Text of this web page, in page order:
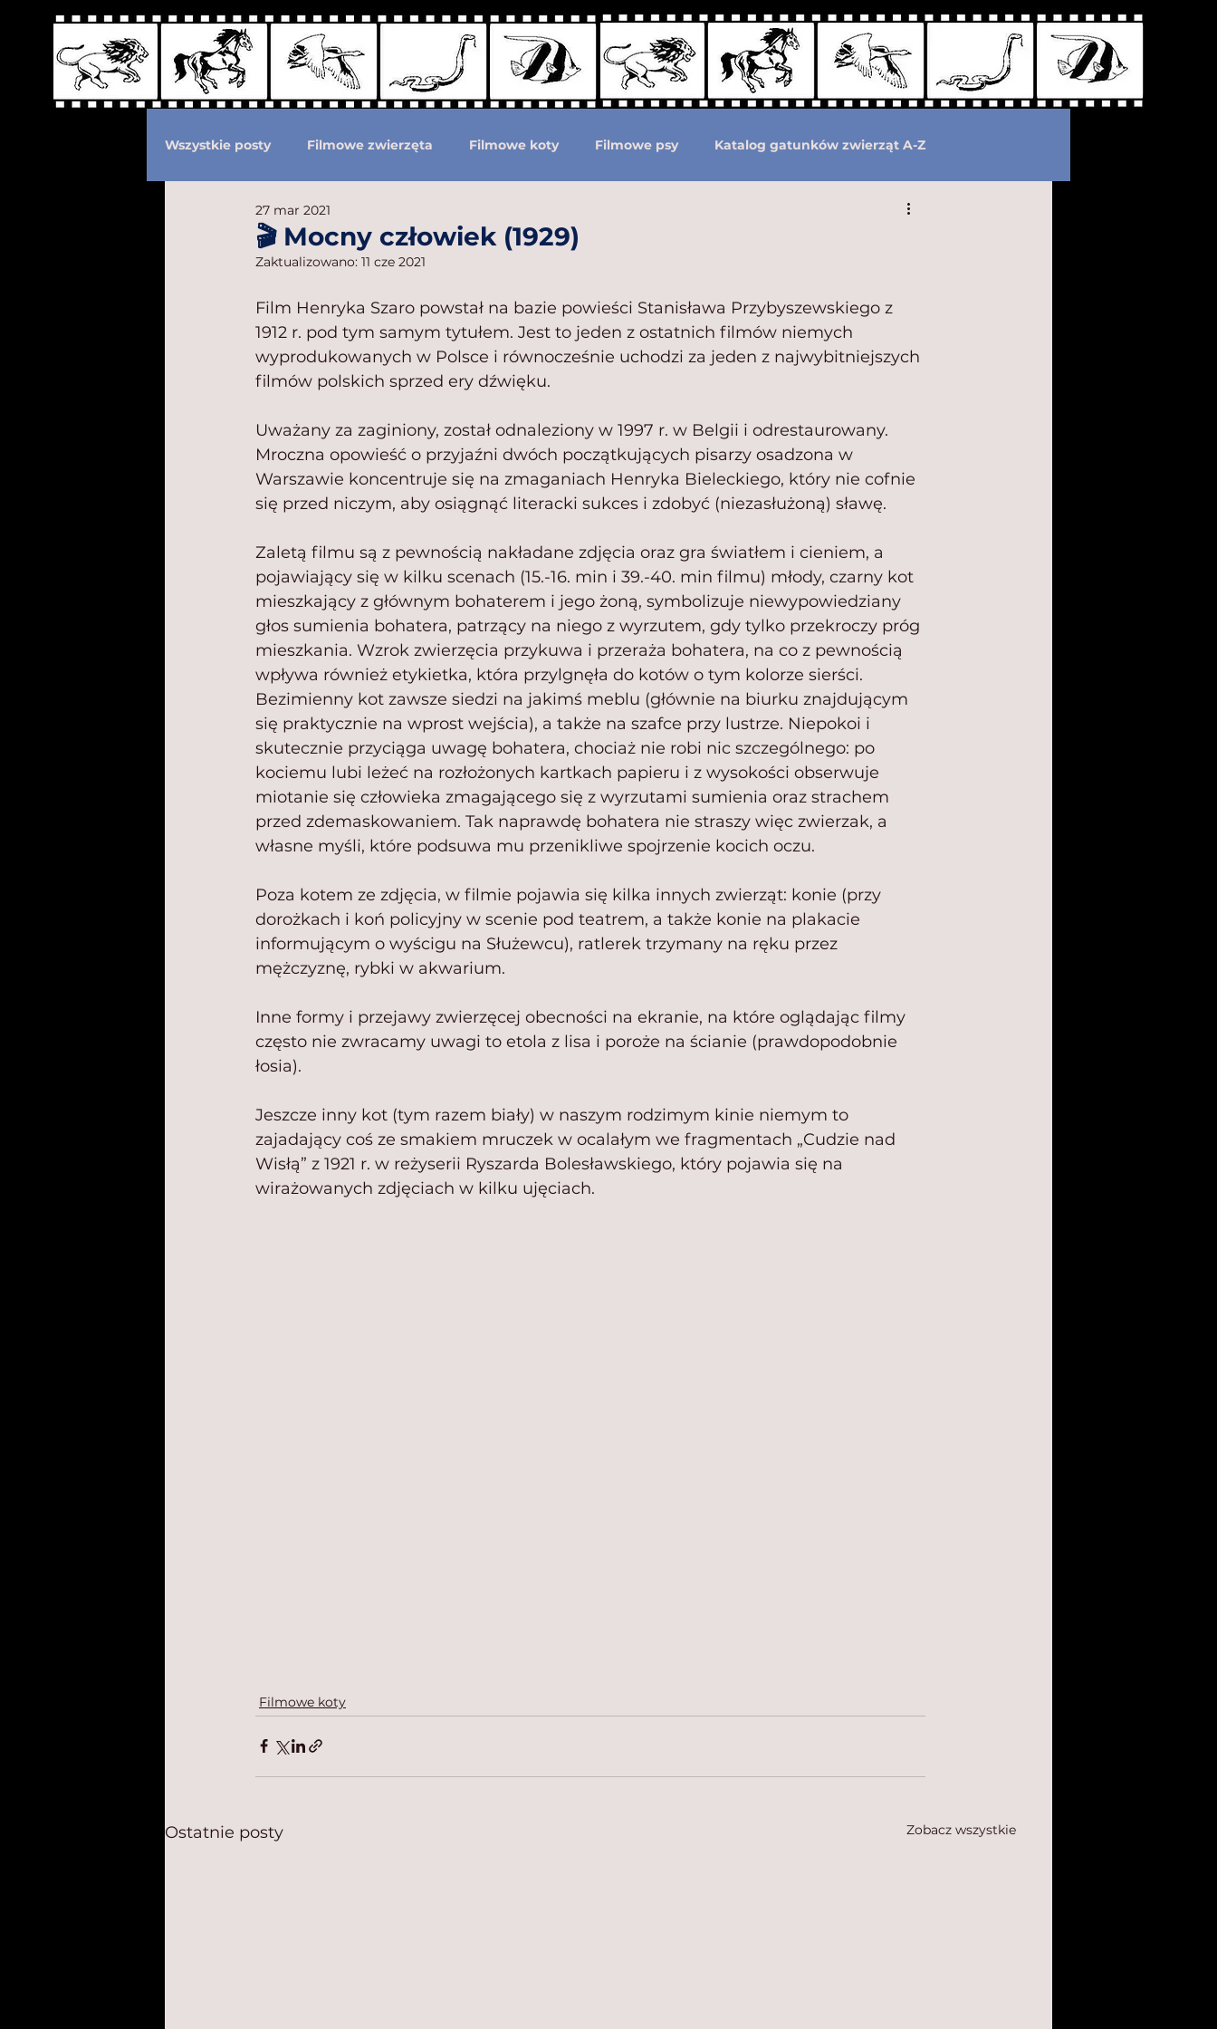
Wszystkie posty Filmowe zwierzęta Filmowe koty Filmowe psy Katalog gatunków zwierząt A-Z
Podział według ras kotów Kryptozoologia
🎬 Mocny człowiek (1929)
27 mar 2021
Zaktualizowano: 11 cze 2021
Film Henryka Szaro powstał na bazie powieści Stanisława Przybyszewskiego z
1912 r. pod tym samym tytułem. Jest to jeden z ostatnich filmów niemych
wyprodukowanych w Polsce i równocześnie uchodzi za jeden z najwybitniejszych
filmów polskich sprzed ery dźwięku.
Uważany za zaginiony, został odnaleziony w 1997 r. w Belgii i odrestaurowany.
Mroczna opowieść o przyjaźni dwóch początkujących pisarzy osadzona w
Warszawie koncentruje się na zmaganiach Henryka Bieleckiego, który nie cofnie
się przed niczym, aby osiągnąć literacki sukces i zdobyć (niezasłużoną) sławę.
Zaletą filmu są z pewnością nakładane zdjęcia oraz gra światłem i cieniem, a
pojawiający się w kilku scenach (15.-16. min i 39.-40. min filmu) młody, czarny kot
mieszkający z głównym bohaterem i jego żoną, symbolizuje niewypowiedziany
głos sumienia bohatera, patrzący na niego z wyrzutem, gdy tylko przekroczy próg
mieszkania. Wzrok zwierzęcia przykuwa i przeraża bohatera, na co z pewnością
wpływa również etykietka, która przylgnęła do kotów o tym kolorze sierści.
Bezimienny kot zawsze siedzi na jakimś meblu (głównie na biurku znajdującym
się praktycznie na wprost wejścia), a także na szafce przy lustrze. Niepokoi i
skutecznie przyciąga uwagę bohatera, chociaż nie robi nic szczególnego: po
kociemu lubi leżeć na rozłożonych kartkach papieru i z wysokości obserwuje
miotanie się człowieka zmagającego się z wyrzutami sumienia oraz strachem
przed zdemaskowaniem. Tak naprawdę bohatera nie straszy więc zwierzak, a
własne myśli, które podsuwa mu przenikliwe spojrzenie kocich oczu.
Poza kotem ze zdjęcia, w filmie pojawia się kilka innych zwierząt: konie (przy
dorożkach i koń policyjny w scenie pod teatrem, a także konie na plakacie
informującym o wyścigu na Służewcu), ratlerek trzymany na ręku przez
mężczyznę, rybki w akwarium.
Inne formy i przejawy zwierzęcej obecności na ekranie, na które oglądając filmy
często nie zwracamy uwagi to etola z lisa i poroże na ścianie (prawdopodobnie
łosia).
Jeszcze inny kot (tym razem biały) w naszym rodzimym kinie niemym to
zajadający coś ze smakiem mruczek w ocalałym we fragmentach „Cudzie nad
Wisłą” z 1921 r. w reżyserii Ryszarda Bolesławskiego, który pojawia się na
wirażowanych zdjęciach w kilku ujęciach.
Filmowe koty
Ostatnie posty Zobacz wszystkie